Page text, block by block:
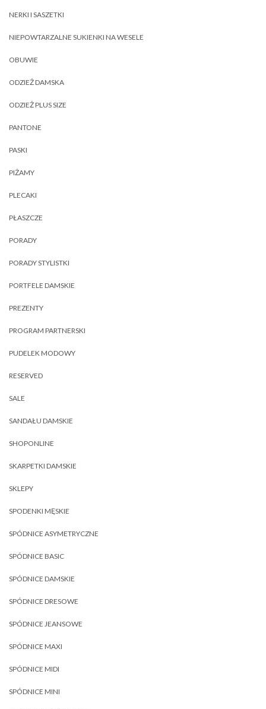
NERKI I SASZETKI
NIEPOWTARZALNE SUKIENKI NA WESELE
OBUWIE
ODZIEŻ DAMSKA
ODZIEŻ PLUS SIZE
PANTONE
PASKI
PIŻAMY
PLECAKI
PŁASZCZE
PORADY
PORADY STYLISTKI
PORTFELE DAMSKIE
PREZENTY
PROGRAM PARTNERSKI
PUDELEK MODOWY
RESERVED
SALE
SANDAŁU DAMSKIE
SHOPONLINE
SKARPETKI DAMSKIE
SKLEPY
SPODENKI MĘSKIE
SPÓDNICE ASYMETRYCZNE
SPÓDNICE BASIC
SPÓDNICE DAMSKIE
SPÓDNICE DRESOWE
SPÓDNICE JEANSOWE
SPÓDNICE MAXI
SPÓDNICE MIDI
SPÓDNICE MINI